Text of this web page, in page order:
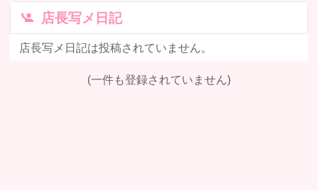
店長写メ日記
店長写メ日記は投稿されていません。
(一件も登録されていません)